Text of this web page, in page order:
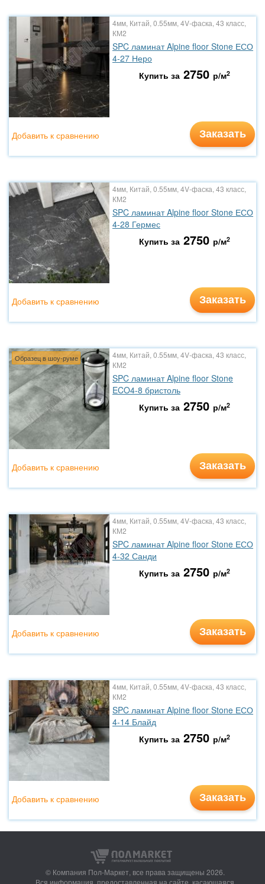
4мм, Китай, 0.55мм, 4V-фаска, 43 класс,
КМ2
SPC ламинат Alpine floor Stone ЕСО
4-27 Неро
Купить за 2750 р/м2
Заказать
Добавить к сравнению
4мм, Китай, 0.55мм, 4V-фаска, 43 класс,
КМ2
SPC ламинат Alpine floor Stone ЕСО
4-28 Гермес
Купить за 2750 р/м2
Заказать
Добавить к сравнению
Образец в шоу-руме
4мм, Китай, 0.55мм, 4V-фаска, 43 класс,
КМ2
SPC ламинат Alpine floor Stone
ECO4-8 бристоль
Купить за 2750 р/м2
Заказать
Добавить к сравнению
4мм, Китай, 0.55мм, 4V-фаска, 43 класс,
КМ2
SPC ламинат Alpine floor Stone ЕСО
4-32 Санди
Купить за 2750 р/м2
Заказать
Добавить к сравнению
4мм, Китай, 0.55мм, 4V-фаска, 43 класс,
КМ2
SPC ламинат Alpine floor Stone ЕСО
4-14 Блайд
Купить за 2750 р/м2
Заказать
Добавить к сравнению
© Компания Пол-Маркет, все права защищены 2026.
Вся информация, предоставленная на сайте, касающаяся